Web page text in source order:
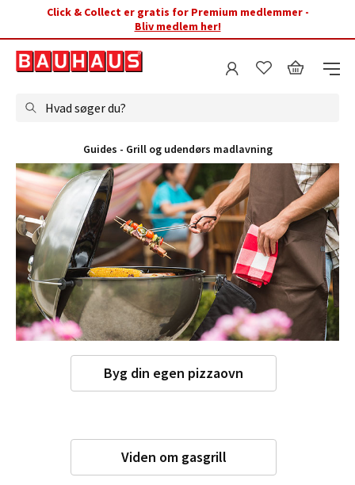
Click & Collect er gratis for Premium medlemmer -
Bliv medlem her!
Hvad søger du?
Guides - Grill og udendørs madlavning
Byg din egen pizzaovn
Viden om gasgrill